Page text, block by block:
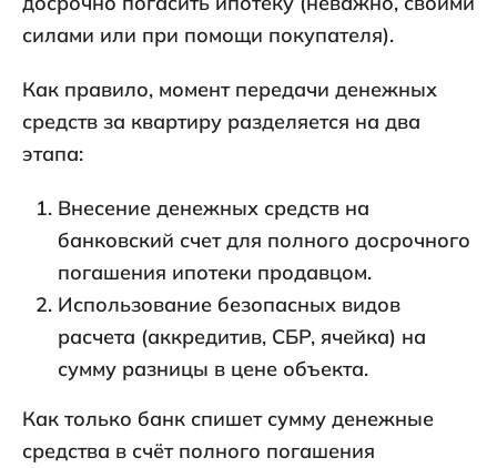
силами или при помощи покупателя).
Как правило, момент передачи денежных
средств за квартиру разделяется на два
этапа:
Внесение денежных средств на
банковский счет для полного досрочного
погашения ипотеки продавцом.
Использование безопасных видов
расчета (аккредитив, СБР, ячейка) на
сумму разницы в цене объекта.
Как только банк спишет сумму денежные
средства в счёт полного погашения